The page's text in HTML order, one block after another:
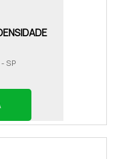
SP